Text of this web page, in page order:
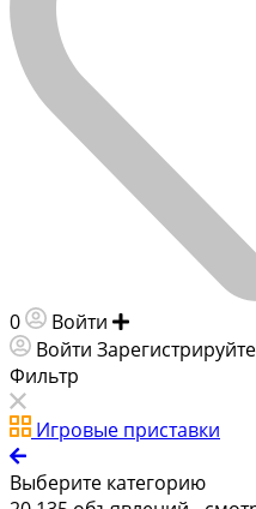
0 Войти
Войти
Фильтр
Игровые приставки
Выберите категорию